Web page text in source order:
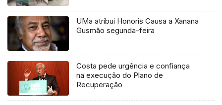
UMa atribui Honoris Causa a Xanana
Gusmão segunda-feira
Costa pede urgência e confiança
na execução do Plano de
Recuperação